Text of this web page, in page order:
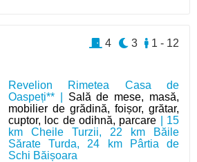
Revelion Rimetea Casa de
Oaspeți** | Sală de mese, masă,
mobilier de grădină, foișor, grătar,
cuptor, loc de odihnă, parcare | 15
km Cheile Turzii, 22 km Băile
Sărate Turda, 24 km Pârtia de
Schi Băișoara
1 - 12
3
4